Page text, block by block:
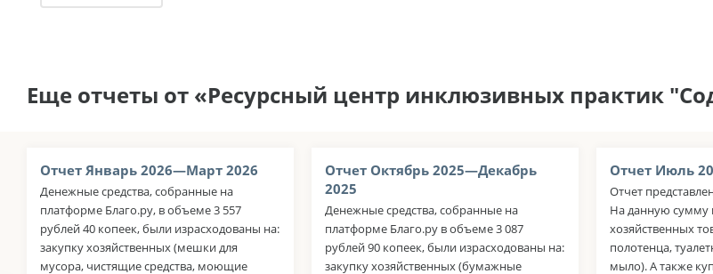
Еще отчеты от «Ресурсный центр инклюзивных практик
Отчет Январь 2026—Март 2026
Денежные средства, собранные на
платформе Благо.ру, в объеме 3 557
рублей 40 копеек, были израсходованы на:
закупку хозяйственных (мешки для
мусора, чистящие средства, моющие
Отчет Октябрь 2025—Декабрь
2025
Денежные средства, собранные на
платформе Благо.ру в объеме 3 087
рублей 90 копеек, были израсходованы на:
закупку хозяйственных (бумажные
Отчет Июль
Отчет
На данную сумму
хозяйственных
полотенца,
мыло). А также